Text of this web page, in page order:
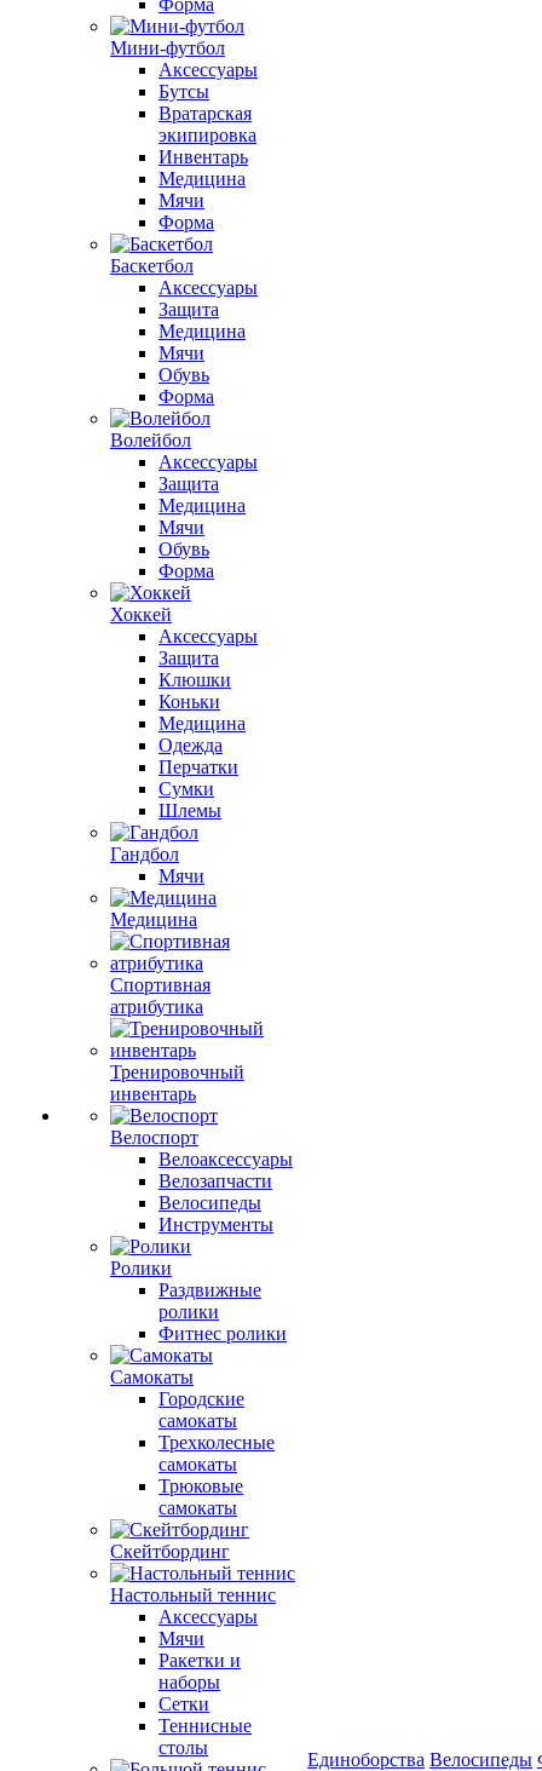
Форма
Мини-футбол
Аксессуары
Бутсы
Вратарская
экипировка
Инвентарь
Медицина
Мячи
Форма
Баскетбол
Аксессуары
Защита
Медицина
Мячи
Обувь
Форма
Волейбол
Аксессуары
Защита
Медицина
Мячи
Обувь
Форма
Хоккей
Аксессуары
Защита
Клюшки
Коньки
Медицина
Одежда
Перчатки
Сумки
Шлемы
Гандбол
Мячи
Медицина
Спортивная
атрибутика
Тренировочный
инвентарь
Велоспорт
Велоаксессуары
Велозапчасти
Велосипеды
Инструменты
Ролики
Раздвижные
ролики
Фитнес ролики
Самокаты
Городские
самокаты
Трехколесные
самокаты
Трюковые
самокаты
Скейтбординг
Настольный теннис
Аксессуары
Мячи
Ракетки и
наборы
Сетки
Теннисные
столы
Единоборства Велосипеды